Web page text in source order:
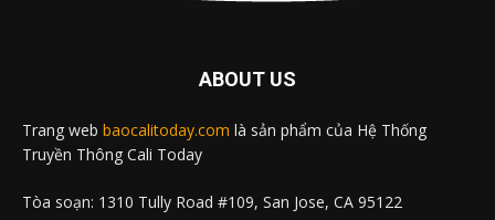
ABOUT US
Trang web baocalitoday.com là sản phẩm của Hệ Thống
Truyền Thông Cali Today
Tòa soạn: 1310 Tully Road #109, San Jose, CA 95122